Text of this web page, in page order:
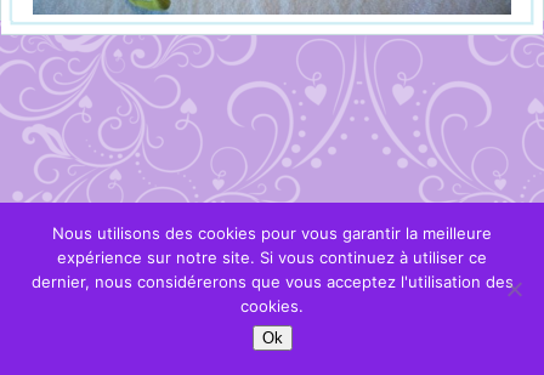
Nous utilisons des cookies pour vous garantir la meilleure
expérience sur notre site. Si vous continuez à utiliser ce
dernier, nous considérerons que vous acceptez l'utilisation des
cookies.
Ok